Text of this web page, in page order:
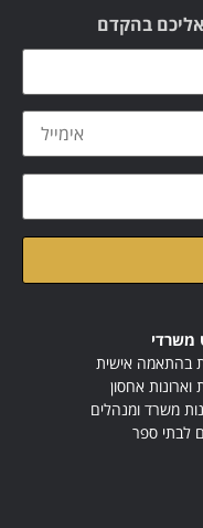
אליכם בהקדם
משרדי
בהתאמה אישית
וארונות אחסון
משרד ומנהלים
לבתי ספר